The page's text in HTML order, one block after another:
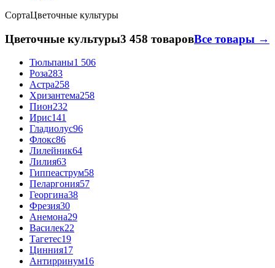
СортаЦветочные культуры
Цветочные культуры3 458 товаровВсе товары →
Тюльпаны1 506
Роза283
Астра258
Хризантема258
Пион232
Ирис141
Гладиолус96
Флокс86
Лилейник64
Лилия63
Гиппеаструм58
Пеларгония57
Георгина38
Фрезия30
Анемона29
Василек22
Тагетес19
Цинния17
Антирринум16